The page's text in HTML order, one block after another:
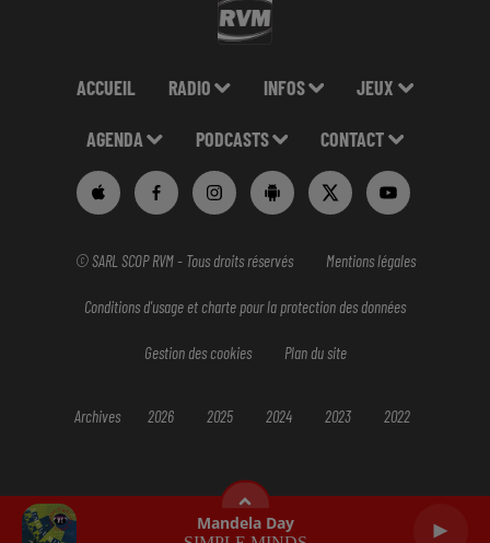
Mandela Day
ACCUEIL RADIO INFOS JEUX
AGENDA PODCASTS CONTACT
© SARL SCOP RVM - Tous droits réservés Mentions légales
Conditions d'usage et charte pour la protection des données
Gestion des cookies Plan du site
Archives 2026 2025 2024 2023 2022